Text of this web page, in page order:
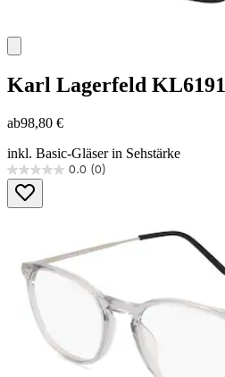
Karl Lagerfeld KL6191
ab98,80 €
inkl. Basic-Gläser in Sehstärke
0.0 (0)
0.0
von
5